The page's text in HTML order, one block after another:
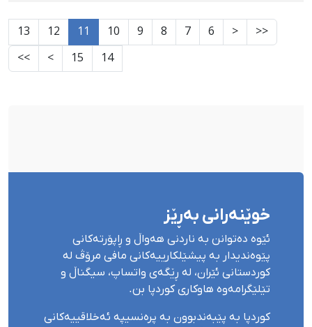
<<
<
6
7
8
9
10
11
12
13
14
15
>
>>
خوێنەرانی بەڕێز
ئێوە دەتوانن بە ناردنی هەواڵ و ڕاپۆرتەکانی
پێوەندیدار بە پیشێلکارییەکانی مافی مرۆڤ لە
کوردستانی ئێران، لە ڕێگەی واتساپ، سیگناڵ و
تێلێگرامەوە هاوکاری کوردپا بن.
کوردپا بە پێبەندبوون بە پرەنسیپە ئەخلاقییەکانی